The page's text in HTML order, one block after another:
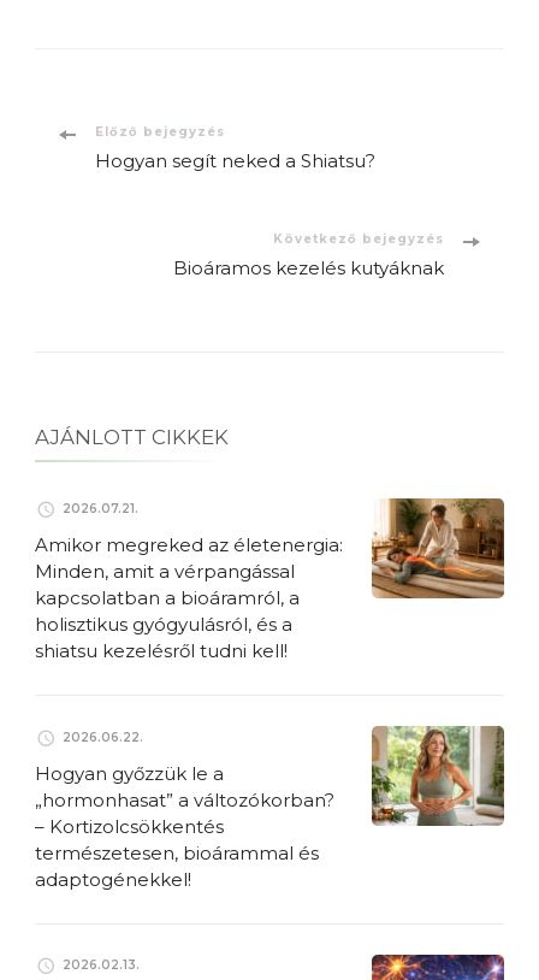
Bejegyzések
Előző bejegyzés
Hogyan segít neked a Shiatsu?
Következő bejegyzés
Bioáramos kezelés kutyáknak
AJÁNLOTT CIKKEK
2026.07.21.
Amikor megreked az életenergia:
Minden, amit a vérpangással
kapcsolatban a bioáramról, a
holisztikus gyógyulásról, és a
shiatsu kezelésről tudni kell!
2026.06.22.
Hogyan győzzük le a
„hormonhasat” a változókorban?
– Kortizolcsökkentés
természetesen, bioárammal és
adaptogénekkel!
2026.02.13.